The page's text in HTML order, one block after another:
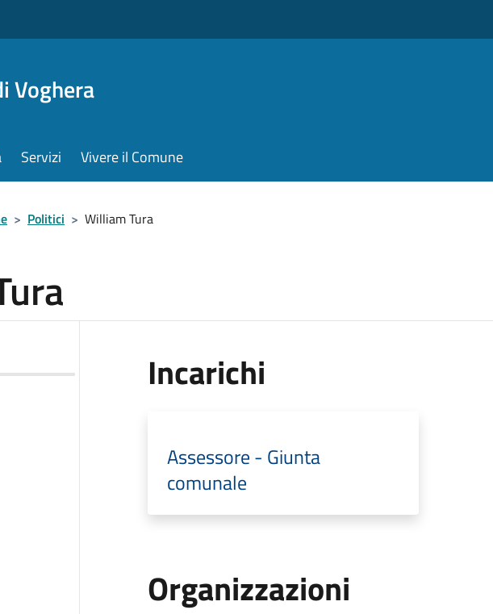
Voghera
Servizi Vivere il Comune
> Politici > William Tura
Incarichi
Assessore - Giunta
comunale
Organizzazioni